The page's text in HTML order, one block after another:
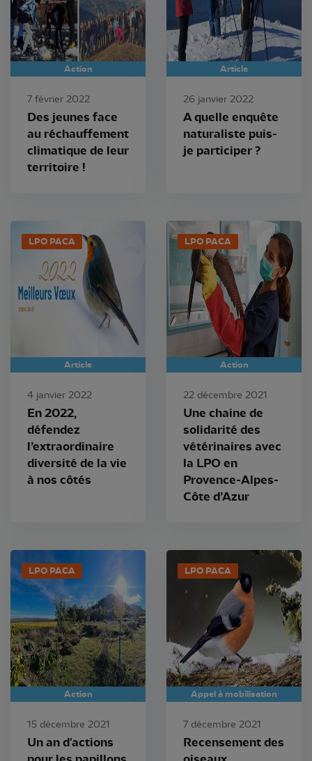
Action
7 février 2022
Des jeunes face
au réchauffement
climatique de leur
territoire !
Article
26 janvier 2022
A quelle enquête
naturaliste puis-
je participer ?
LPO PACA
Article
4 janvier 2022
En 2022,
défendez
l’extraordinaire
diversité de la vie
à nos côtés
LPO PACA
Action
22 décembre 2021
Une chaine de
solidarité des
vétérinaires avec
la LPO en
Provence-Alpes-
Côte d’Azur
LPO PACA
Action
15 décembre 2021
Un an d'actions
LPO PACA
Appel à mobilisation
7 décembre 2021
Recensement des